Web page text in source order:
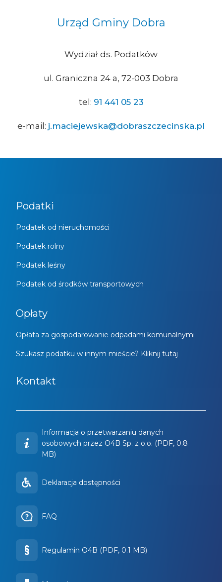
Urząd Gminy Dobra
Wydział ds. Podatków
ul. Graniczna 24 a, 72-003 Dobra
tel: 91 441 05 23
e-mail: j.maciejewska@dobraszczecinska.pl
Podatki
Podatek od nieruchomości
Podatek rolny
Podatek leśny
Podatek od środków transportowych
Opłaty
Opłata za gospodarowanie odpadami komunalnymi
Szukasz podatku w innym mieście? Kliknij tutaj
Kontakt
Informacja o przetwarzaniu danych
osobowych przez O4B Sp. z o.o. (PDF, 0.8
MB)
Deklaracja dostępności
FAQ
Regulamin O4B (PDF, 0.1 MB)